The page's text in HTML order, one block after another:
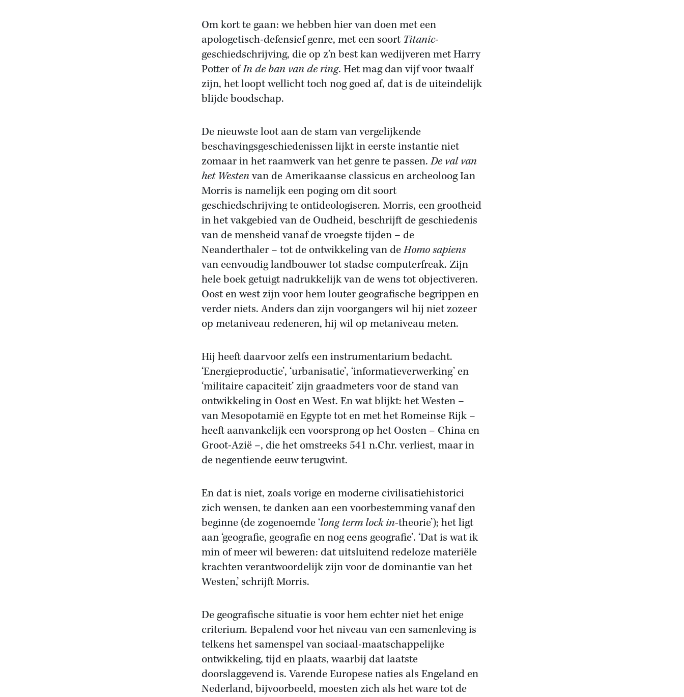
Om kort te gaan: we hebben hier van doen met een
apologetisch-defensief genre, met een soort Titanic-
geschiedschrijving, die op z’n best kan wedijveren met Harry
Potter ofIn de ban van de ring. Het mag dan vijf voor twaalf
zijn, het loopt wellicht toch nog goed af, dat is de uiteindelijk
blijde boodschap.
De nieuwste loot aan de stam van vergelijkende
beschavingsgeschiedenissen lijkt in eerste instantie niet
zomaar in het raamwerk van het genre te passen.De val van
het Westenvan de Amerikaanse classicus en archeoloog Ian
Morris is namelijk een poging om dit soort
geschiedschrijving te ontideologiseren. Morris, een grootheid
in het vakgebied van de Oudheid, beschrijft de geschiedenis
van de mensheid vanaf de vroegste tijden – de
Neanderthaler – tot de ontwikkeling van deHomo sapiens
van eenvoudig landbouwer tot stadse computerfreak. Zijn
hele boek getuigt nadrukkelijk van de wens tot objectiveren.
Oost en west zijn voor hem louter geografische begrippen en
verder niets. Anders dan zijn voorgangers wil hij niet zozeer
op metaniveau redeneren, hij wil op metaniveau meten.
Hij heeft daarvoor zelfs een instrumentarium bedacht.
‘Energieproductie’, ‘urbanisatie’, ‘informatieverwerking’ en
‘militaire capaciteit’ zijn graadmeters voor de stand van
ontwikkeling in Oost en West. En wat blijkt: het Westen –
van Mesopotamië en Egypte tot en met het Romeinse Rijk –
heeft aanvankelijk een voorsprong op het Oosten – China en
Groot-Azië –, die het omstreeks 541 n.Chr. verliest, maar in
de negentiende eeuw terugwint.
En dat is niet, zoals vorige en moderne civilisatiehistorici
zich wensen, te danken aan een voorbestemming vanaf den
beginne (de zogenoemde ‘long term lock in-theorie’); het ligt
aan ‘geografie, geografie en nog eens geografie’. ‘Dat is wat ik
min of meer wil beweren: dat uitsluitend redeloze materiële
krachten verantwoordelijk zijn voor de dominantie van het
Westen,’ schrijft Morris.
De geografische situatie is voor hem echter niet het enige
criterium. Bepalend voor het niveau van een samenleving is
telkens het samenspel van sociaal-maatschappelijke
ontwikkeling, tijd en plaats, waarbij dat laatste
doorslaggevend is. Varende Europese naties als Engeland en
Nederland, bijvoorbeeld, moesten zich als het ware tot de